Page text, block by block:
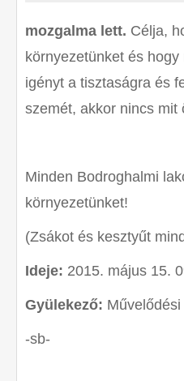
mozgalma lett. Célja,
környezetünket és
igényt a tisztaságra és
szemét, akkor nincs mit
Minden Bodroghalmi
környezetünket!
(Zsákot és kesztyűt
Ideje: 2015. május 15.
Gyülekező:
-sb-